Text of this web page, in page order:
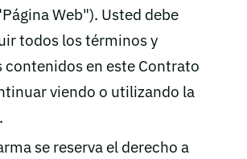
Web"). Usted debe
todos los términos y
contenidos en este Contrato
viendo o utilizando la
se reserva el derecho a